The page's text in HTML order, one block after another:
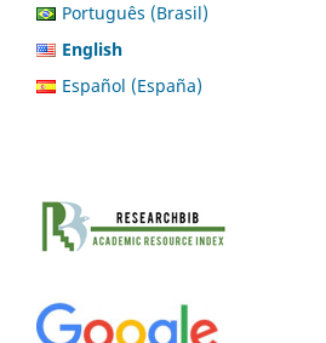
Português (Brasil)
English
Español (España)